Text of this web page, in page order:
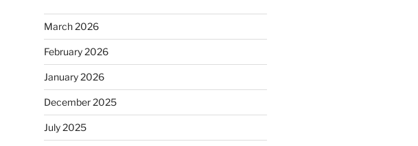
March 2026
February 2026
January 2026
December 2025
July 2025